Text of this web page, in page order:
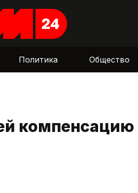
Политика Общество
компенсацию